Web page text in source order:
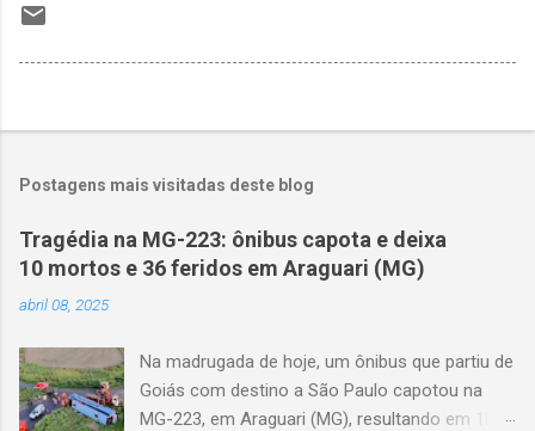
Postagens mais visitadas deste blog
Tragédia na MG-223: ônibus capota e deixa
10 mortos e 36 feridos em Araguari (MG)
abril 08, 2025
Na madrugada de hoje, um ônibus que partiu de
Goiás com destino a São Paulo capotou na
MG-223, em Araguari (MG), resultando em 10